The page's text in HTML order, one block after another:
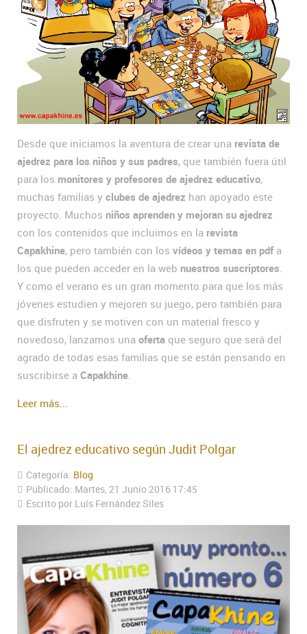
Desde que iniciamos la aventura de crear una revista de
ajedrez para los niños y sus padres, que también fuera útil
para los monitores y profesores de ajedrez educativo,
muchas familias y clubes de ajedrez han apoyado este
proyecto. Muchos niños aprenden y mejoran su ajedrez
con los contenidos que incluimos en la revista
Capakhine, pero también con los vídeos y temas en pdfa
los que pueden acceder en la web nuestros suscriptores
Y como el verano es un gran momento para que los más
jóvenes estudien y mejoren su juego, pero también para
que disfruten y se motiven con un material fresco y
novedoso, lanzamos una oferta que seguro que será del
agrado de todas esas familias que se están pensando en
suscribirse a Capakhine
Leer más...
El ajedrez educativo según Judit Polgar
Categoría: Blog
Publicado: Martes, 21 Junio 2016 17:45
Escrito por Luís Fernández Siles